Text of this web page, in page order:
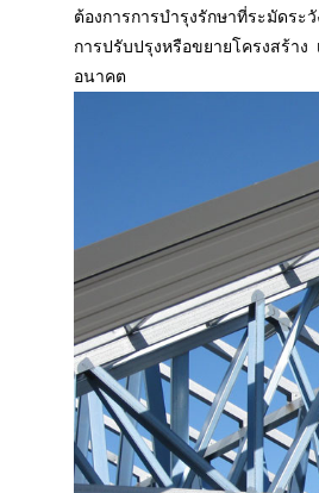
ต้องการการบำรุงรักษาที่ระมัดระ
การปรับปรุงหรือขยายโครงสร้า
อนาคต